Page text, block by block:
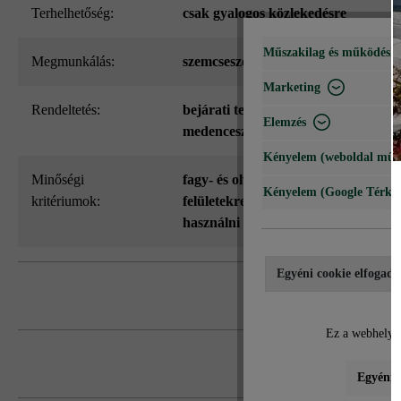
Terhelhetőség: csak gyalogos közlekedésre
megmunkálás: szemcseszórt és gyémántcsiszolt
Rendeltetés: bejárati területek , lépcsők
medenceszegélyezés, terasz és
Minőségi
kritériumok:
fagy- és olvasztósó álló - csak
felületekre alkalmas jégoldó szereket
használni
az összes formátum külön-külön
A lap oldalfelülete látszóbeton-optikájú.
Műszakilag és
Marketing
Elemzés
Kényelem (weboldal
Kényelem (Google
Egyéni cookie
Ez a webhely
Egyéni